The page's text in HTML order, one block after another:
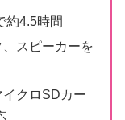
約4.5時間
スピーカーを
クロSDカー